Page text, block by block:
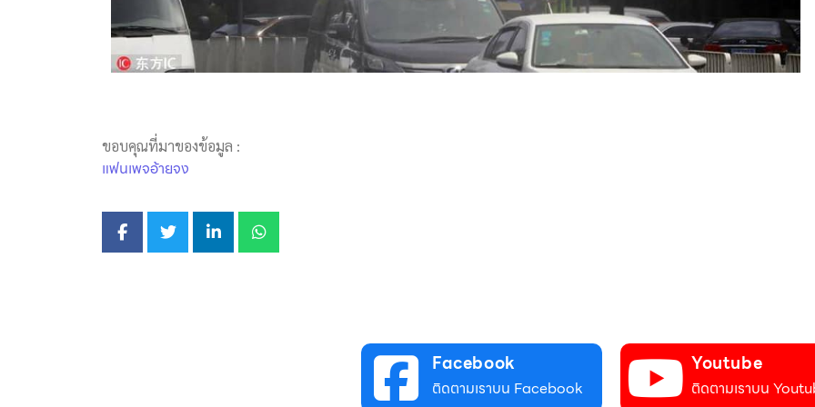
ขอบคุณที่มาของข้อมูล :
แฟนเพจอ้ายจง
Facebook
ติดตามเราบน Facebook
Youtube
ติดตามเราบน